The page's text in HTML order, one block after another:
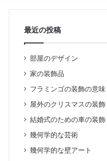
最近の投稿
部屋のデザイン
家の装飾品
フラミンゴの装飾の意味
屋外のクリスマスの装飾
結婚式のための車の装飾
幾何学的な芸術
幾何学的な壁アート